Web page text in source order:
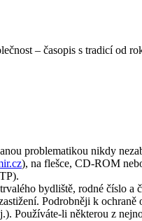
– časopis s tradicí od
problematikou nikdy
), na flešce, CD-ROM
bydliště, rodné číslo
Podrobněji k
Používáte-li některou z